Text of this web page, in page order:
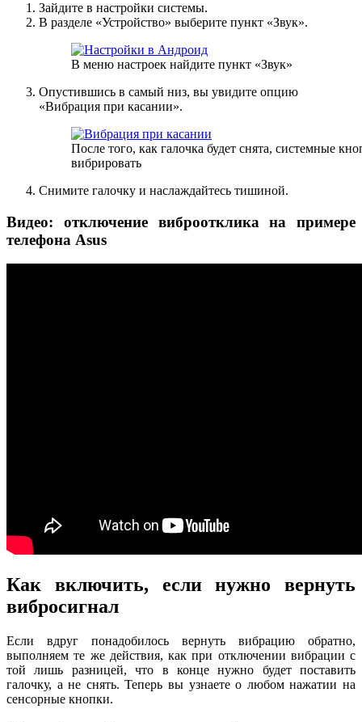
Зайдите в настройки системы.
В разделе «Устройство» выберите пункт «Звук».
В меню настроек найдите пункт «Звук»
Опустившись в самый низ, вы увидите опцию
«Вибрация при касании».
После того, как галочка будет снята, системные
вибрировать
Снимите галочку и наслаждайтесь тишиной.
Видео: отключение виброотклика на примере
телефона Asus
Как включить, если нужно вернуть
вибросигнал
Если вдруг понадобилось вернуть вибрацию обратно,
выполняем те же действия, как при отключении вибрации с
той лишь разницей, что в конце нужно будет поставить
галочку, а не снять. Теперь вы узнаете о любом нажатии на
сенсорные кнопки.